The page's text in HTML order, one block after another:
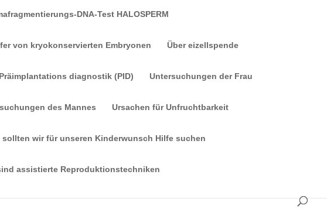
DNA-Test HALOSPERM
von kryokonservierten Embryonen Über eizellspende
diagnostik (PID) Untersuchungen der Frau
des Mannes Ursachen für Unfruchtbarkeit
sollten wir für unseren Kinderwunsch Hilfe suchen
assistierte Reproduktionstechniken